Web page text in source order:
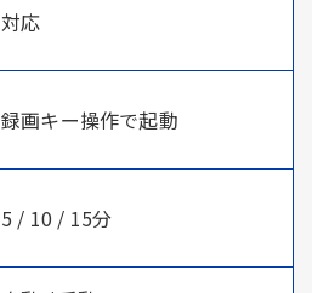
対応
録画キー操作で起動
5 / 10 / 15分